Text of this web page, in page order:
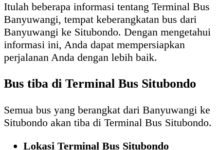
Itulah beberapa informasi tentang Terminal Bus
Banyuwangi, tempat keberangkatan bus dari
Banyuwangi ke Situbondo. Dengan mengetahui
informasi ini, Anda dapat mempersiapkan
perjalanan Anda dengan lebih baik.
Bus tiba di Terminal Bus Situbondo
Semua bus yang berangkat dari Banyuwangi ke
Situbondo akan tiba di Terminal Bus Situbondo.
Lokasi Terminal Bus Situbondo